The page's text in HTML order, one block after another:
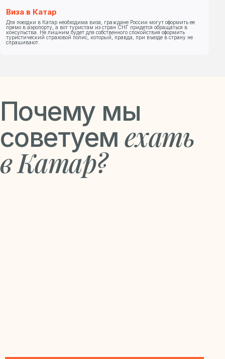
Виза в Катар
Для поездки в Катар необходима виза, граждане России могут оформить ее
прямо в аэропорту, а вот туристам из стран СНГ придется обращаться в
консульства. Не лишним будет для собственного спокойствия оформить
туристический страховой полис, который, правда, при въезде в страну не
спрашивают.
Почему мы
советуем ехать
в Катар?